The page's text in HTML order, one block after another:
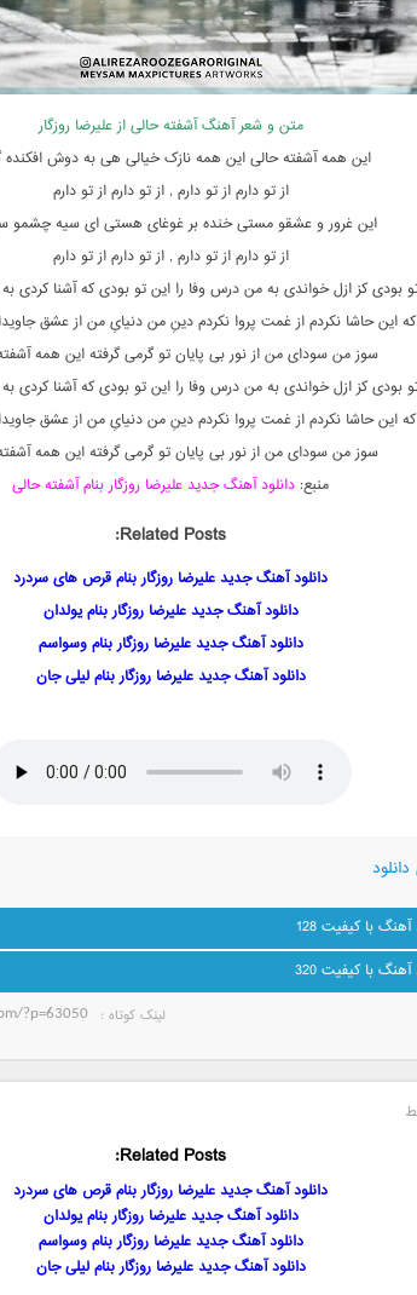
متن و شعر آهنگ آشفته حالی از علیرضا روزگار
این همه آشفته حالی این همه نازک خیالی هی به دوش
از تو دارم از تو دارم , از تو دارم از تو دارم
این غرور و عشقو مستی خنده بر غوغای هستی ای سیه چشمو
از تو دارم از تو دارم , از تو دارم از تو دارم
بودی کز ازل خواندی به من درس وفا را این تو بودی که آشنا کردی
این حاشا نکردم از غمت پروا نکردم دینِ من دنیایِ من از عشق
سوز من سودای من از نور بی پایان تو گرمی گرفته این همه
بودی کز ازل خواندی به من درس وفا را این تو بودی که آشنا کردی
این حاشا نکردم از غمت پروا نکردم دینِ من دنیایِ من از عشق
سوز من سودای من از نور بی پایان تو گرمی گرفته این همه
منبع: دانلود آهنگ جدید علیرضا روزگار بنام آشفته حالی
Related Posts:
دانلود آهنگ جدید علیرضا روزگار بنام قرص های سردرد
دانلود آهنگ جدید علیرضا روزگار بنام یولدان
دانلود آهنگ جدید علیرضا روزگار بنام وسواسم
دانلود آهنگ جدید علیرضا روزگار بنام لیلی جان
آهنگ با کیفیت 128
آهنگ با کیفیت 320
لینک کوتاه‌ :
Related Posts:
دانلود آهنگ جدید علیرضا روزگار بنام قرص های سردرد
دانلود آهنگ جدید علیرضا روزگار بنام یولدان
دانلود آهنگ جدید علیرضا روزگار بنام وسواسم
دانلود آهنگ جدید علیرضا روزگار بنام لیلی جان